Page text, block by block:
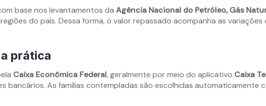
base nos levantamentos da Agência Nacional do Petróleo, Gás
do país. Dessa forma, o valor repassado acompanha as
prática
Caixa Econômica Federal, geralmente por meio do aplicativo Caixa
bancários. As famílias contempladas são escolhidas automaticamente